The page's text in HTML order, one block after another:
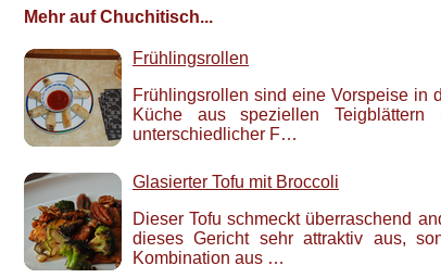
Mehr auf Chuchitisch...
Frühlingsrollen
Frühlingsrollen sind eine Vorspeise in
Küche aus speziellen Teigblättern
unterschiedlicher F…
Glasierter Tofu mit Broccoli
Dieser Tofu schmeckt überraschend
dieses Gericht sehr attraktiv aus,
Kombination aus …